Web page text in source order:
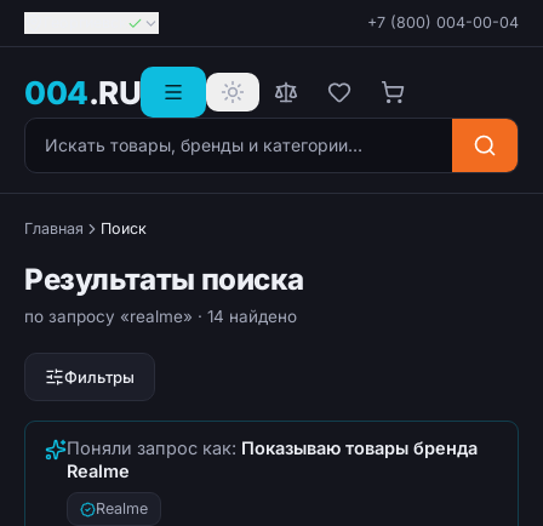
+7 (800) 004-00-04
004.RU
Поиск товаров
Главная Поиск
Результаты поиска
по запросу «realme» · 14 найдено
Фильтры
Поняли запрос как: Показываю товары бренда
Realme
Realme